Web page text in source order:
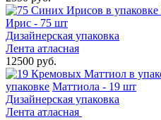
Ирис - 75 шт
Дизайнерская упаковка
Лента атласная
12500 руб.
упаковке Маттиола - 19 шт
Дизайнерская упаковка
Лента атласная